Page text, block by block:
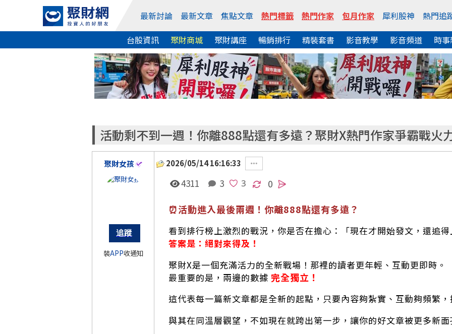
最新討論 最新文章 焦點文章 熱門標籤 熱門作家 包月作家 犀利股神
熱門追
台股資訊
聚財商城 聚財講座 暢銷排行 精裝套書 影音教學 影音頻道 時
活動剩不到一週！你離888點還有多遠？聚財X熱門作家爭霸戰火
聚財女孩
裝APP收通知
2026/05/14 16:16:33
4311 3
0
⏰活動進入最後兩週！你離888點還有多遠？
看到排行榜上激烈的戰況，你是否在擔心：「現在才開始發文，還追
答案是：絕對來得及！
聚財X是一個充滿活力的全新戰場！那裡的讀者更年輕、互動更即時。
最重要的是，兩邊的數據 完全獨立！
這代表每一篇新文章都是全新的起點，只要內容夠紮實、互動夠頻繁
與其在同溫層觀望，不如現在就跨出第一步，讓你的好文章被更多新